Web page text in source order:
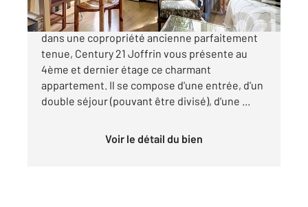
JULES JOFFRIN, Idéalement situé rue RAMEY,
dans une copropriété ancienne parfaitement
tenue, Century 21 Joffrin vous présente au
4ème et dernier étage ce charmant
appartement. Il se compose d'une entrée, d'un
double séjour (pouvant être divisé), d'une ...
Voir le détail du bien